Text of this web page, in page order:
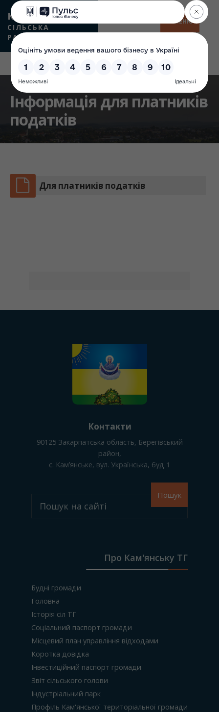
КАМʼЯНСЬКА
СІЛЬСЬКА
РАДА
МЕНЮ
Інформація для платників
податків
Для платників податків
Контакти
90125 Закарпатська область, Берегівський
район,
с. Камʼянське, вул. Українська, буд 1
Пошук
Про Кам'янську ТГ
Будні громади
Головна
Історія сіл ТГ
Соціальний паспорт громади
Місцевий план управління відходами
Коротка довідка
Інвестиційний паспорт громади
Звіт сільського голови
Індустріальний парк
Профіль Кам'янської територіальної громади